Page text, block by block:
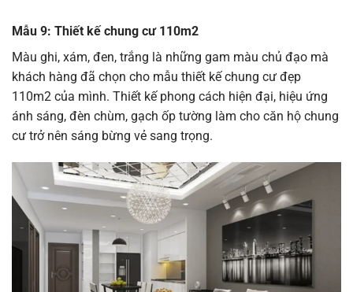
Mẫu 9: Thiết kế chung cư 110m2
Màu ghi, xám, đen, trắng là những gam màu chủ đạo mà
khách hàng đã chọn cho mẫu thiết kế chung cư đẹp
110m2 của mình. Thiết kế phong cách hiện đại, hiệu ứng
ánh sáng, đèn chùm, gạch ốp tường làm cho căn hộ chung
cư trở nên sáng bừng vẻ sang trọng.